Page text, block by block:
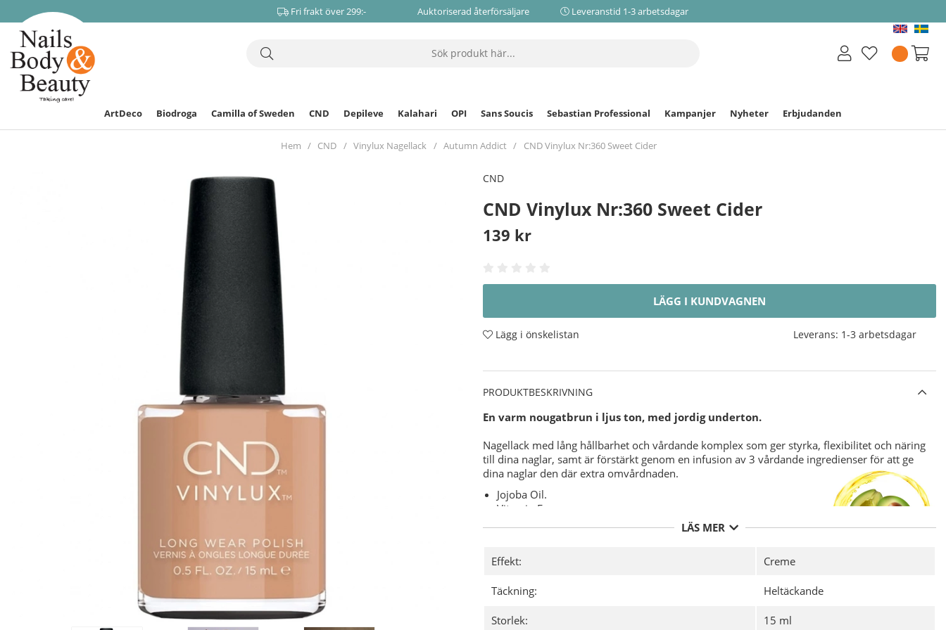
Fri frakt över 299:- Auktoriserad återförsäljare Leveranstid 1-3 arbetsdagar
ArtDeco Biodroga Camilla of Sweden CND Depileve Kalahari OPI Sans Soucis Sebastian Professional Kampanjer Nyheter Erbjudanden
Hem CND Vinylux Nagellack Autumn Addict CND Vinylux Nr:360 Sweet Cider
CND
CND Vinylux Nr:360 Sweet Cider
139 kr
LÄGG I KUNDVAGNEN
Lägg i önskelistan Leverans: 1-3 arbetsdagar
PRODUKTBESKRIVNING
En varm nougatbrun i ljus ton, med jordig underton.
Nagellack med lång hållbarhet och vårdande komplex som ger styrka, flexibilitet och näring
till dina naglar, samt är förstärkt genom en infusion av 3 vårdande ingredienser för att ge
dina naglar den där extra omvårdnaden.
Jojoba Oil.
Vitamin E.
7-dagars hållbarhet med unika
CND Vinylux Long Wear Top Coat.
8,5 minuters torktid.
Användning:
LÄS MER
Effekt: Creme
Täckning: Heltäckande
Storlek: 15 ml